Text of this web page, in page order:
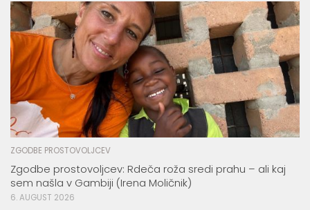
ZGODBE PROSTOVOLJCEV
Zgodbe prostovoljcev: Rdeča roža sredi prahu – ali kaj
sem našla v Gambiji (Irena Moličnik)
6. AUGUST 2026